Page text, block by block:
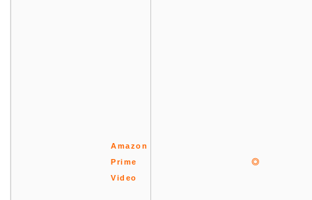
Amazon
Prime
Video
◎